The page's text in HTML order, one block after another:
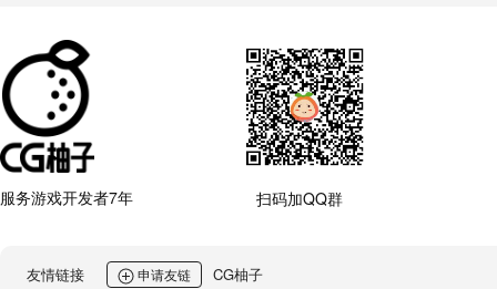
服务游戏开发者7年 扫码加QQ群
友情链接 申请友链 CG柚子